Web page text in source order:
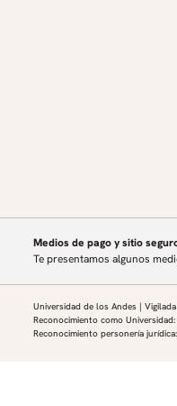
Medios de pago y sitio
Te presentamos algunos
Universidad de los Andes |
Reconocimiento como
Reconocimiento personería